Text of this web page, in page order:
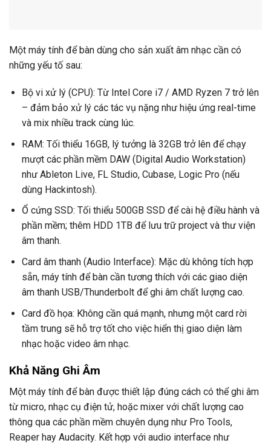
Một máy tính để bàn dùng cho sản xuất âm nhạc cần có
những yếu tố sau:
Bộ vi xử lý (CPU): Từ Intel Core i7 / AMD Ryzen 7 trở lên
– đảm bảo xử lý các tác vụ nặng như hiệu ứng real-time
và mix nhiều track cùng lúc.
RAM: Tối thiểu 16GB, lý tưởng là 32GB trở lên để chạy
mượt các phần mềm DAW (Digital Audio Workstation)
như Ableton Live, FL Studio, Cubase, Logic Pro (nếu
dùng Hackintosh).
Ổ cứng SSD: Tối thiểu 500GB SSD để cài hệ điều hành và
phần mềm; thêm HDD 1TB để lưu trữ project và thư viện
âm thanh.
Card âm thanh (Audio Interface): Mặc dù không tích hợp
sẵn, máy tính để bàn cần tương thích với các giao diện
âm thanh USB/Thunderbolt để ghi âm chất lượng cao.
Card đồ họa: Không cần quá mạnh, nhưng một card rời
tầm trung sẽ hỗ trợ tốt cho việc hiển thị giao diện làm
nhạc hoặc video âm nhạc.
Khả Năng Ghi Âm
Một máy tính để bàn được thiết lập đúng cách có thể ghi âm
từ micro, nhạc cụ điện tử, hoặc mixer với chất lượng cao
thông qua các phần mềm chuyên dụng như Pro Tools,
Reaper hay Audacity. Kết hợp với audio interface như